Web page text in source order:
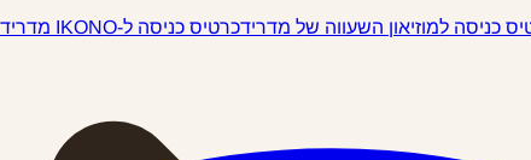
כניסה למוזיאון השעווה של מדרידכרטיס כניסה ל-IKONO מדריד